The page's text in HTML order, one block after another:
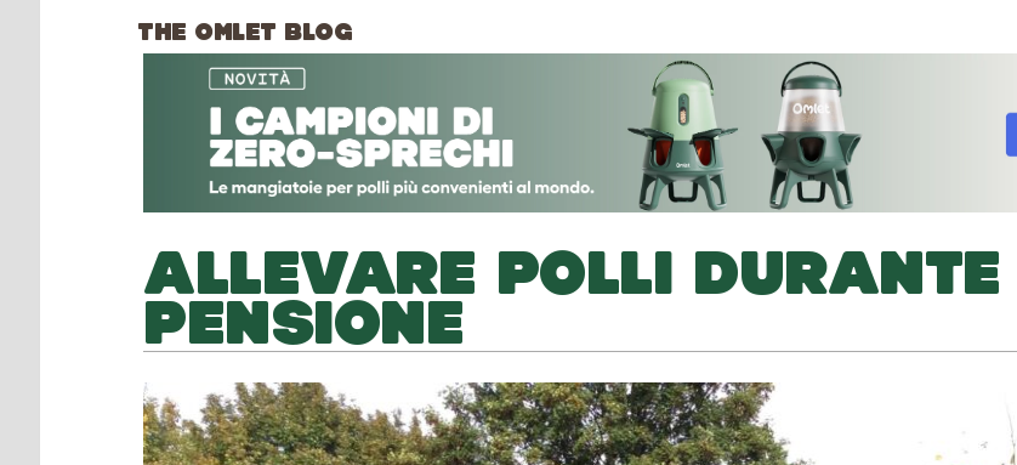
THE OMLET BLOG
ALLEVARE POLLI
PENSIONE